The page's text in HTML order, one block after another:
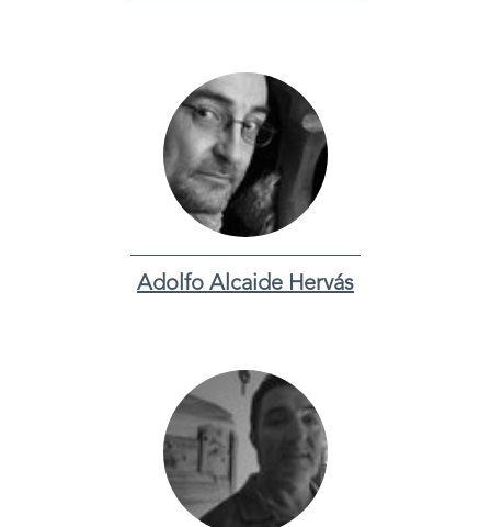
Adolfo Alcaide Hervás